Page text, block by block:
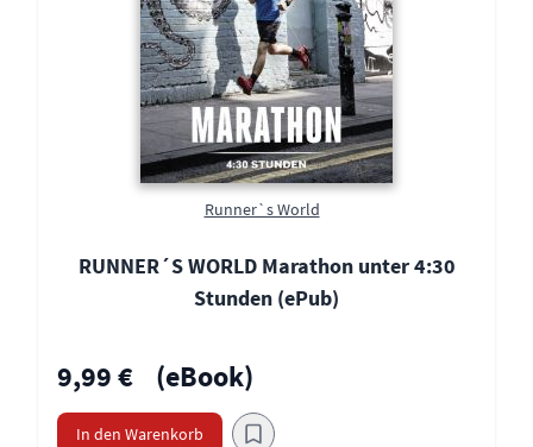
Runner`s World
RUNNER´S WORLD Marathon unter 4:30
Stunden (ePub)
9,99 € (eBook)
In den Warenkorb